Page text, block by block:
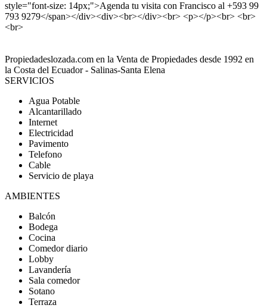
style="font-size: 14px;">Agenda tu visita con Francisco al +593 99
793 9279</span></div><div><br></div><br> <p></p><br> <br>
<br>
Propiedadeslozada.com en la Venta de Propiedades desde 1992 en
la Costa del Ecuador - Salinas-Santa Elena
SERVICIOS
Agua Potable
Alcantarillado
Internet
Electricidad
Pavimento
Telefono
Cable
Servicio de playa
AMBIENTES
Balcón
Bodega
Cocina
Comedor diario
Lobby
Lavandería
Sala comedor
Sotano
Terraza